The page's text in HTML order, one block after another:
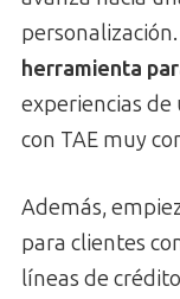
herramienta
experiencias de
con TAE muy
Además,
para clientes
líneas de